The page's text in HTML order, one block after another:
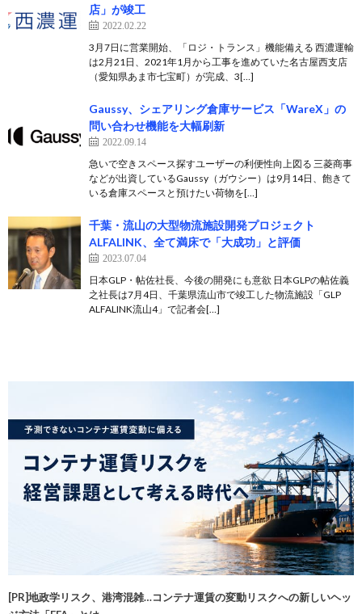
店」が竣工
2022.02.22
3月7日に営業開始、「ロジ・トランス」機能備える 西濃運輸
は2月21日、2021年1月から工事を進めていた名古屋西支店
（愛知県あま市七宝町）が完成、3[…]
Gaussy、シェアリング倉庫サービス「WareX」の
問い合わせ機能を大幅刷新
2022.09.14
急いで空きスペース探すユーザーの利便性向上図る 三菱商事
などが出資しているGaussy（ガウシー）は9月14日、飽きて
いる倉庫スペースと預けたい荷物を[…]
千葉・流山の大型物流施設開発プロジェクト
ALFALINK、全て満床で「大成功」と評価
2023.07.04
日本GLP・帖佐社長、今後の開発にも意欲 日本GLPの帖佐義
之社長は7月4日、千葉県流山市で竣工した物流施設「GLP
ALFALINK流山4」で記者会[…]
[PR]地政学リスク、港湾混雑…コンテナ運賃の変動リスクへの新しいヘッ